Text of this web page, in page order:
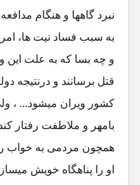
نبرد گاهها و هنگام
به سبب فساد نیت ها، امر
و چه بسا که به علت این
قتل برسانند و درنتیجه
کشور ویران میشود... ،
بامهر و ملاطفت رفتار
همچون مردمی به خواب
او را پناهگاه خویش